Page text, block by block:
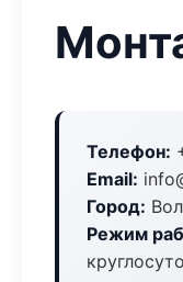
Телефон:
Email:
Город:
Режим